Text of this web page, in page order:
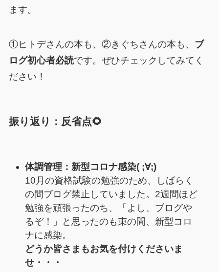
ます。
①ヒトデさんの本も、②きぐちさんの本も、 ブ
ログ初心者必読です。ぜひチェックしてみてく
ださい！
振り返り：反省点🌻
体調管理：新型コロナ感染( ;∀;)
10月の資格試験の勉強のため、しばらく
の間ブログ禁止していました。2週間ほど
勉強を頑張ったのち、
「よし、ブログや
るぞ！」と思ったのも束の間 、 新型コロ
ナに感染。
どうか皆さまもお気を付けくださいま
せ・・・